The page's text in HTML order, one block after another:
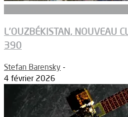
L’OUZBÉKISTAN, NOUVEAU
390
Stefan Barensky -
4 février 2026